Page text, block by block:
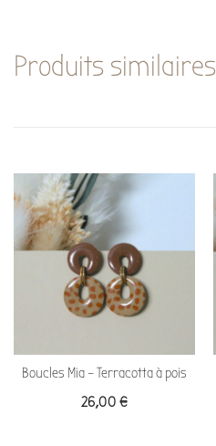
Produits similaires
Boucles Mia – Terracotta à pois
26,00 €